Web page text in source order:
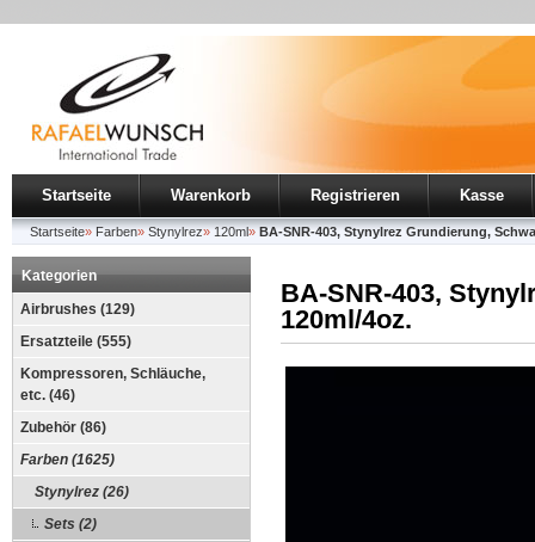
Startseite Warenkorb Registrieren Kasse
Startseite» Farben» Stynylrez» 120ml» BA-SNR-403, Stynylrez Grundierung,
Kategorien
Airbrushes (129)
Ersatzteile (555)
Kompressoren, Schläuche,
etc. (46)
Zubehör (86)
Farben (1625)
Stynylrez (26)
Sets (2)
BA-SNR-403,
120ml/4oz.